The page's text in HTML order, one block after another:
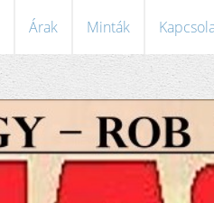
Árak Minták